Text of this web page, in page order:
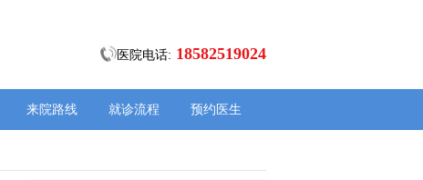
医院电话: 18582519024
来院路线 就诊流程 预约医生